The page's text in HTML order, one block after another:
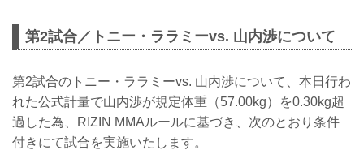
にて開催されるRIZIN LANDMARK 12 in
KOBEの第12試合／ヴガール・ケラモフ
トップのため試合中止となりましたので
お知らせいたします。
ケラモフがウィルス性胃腸炎のためドク
ターストップ
ヴガール・ケラモフがウィルス性胃腸炎
第2試合／トニー・ララミーvs. 山内渉について
第2試合のトニー・ララミーvs. 山内渉について、本日行わ
れた公式計量で山内渉が規定体重（57.00kg）を0.30kg超
過した為、RIZIN MMAルールに基づき、次のとおり条件
付きにて試合を実施いたします。